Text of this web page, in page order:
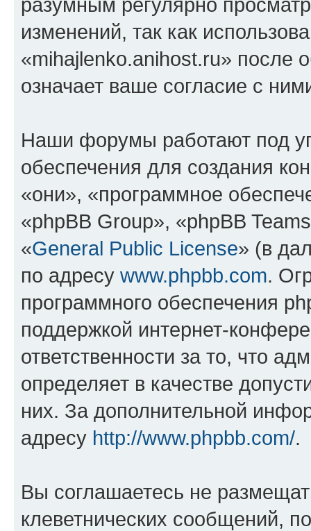
изменений, так как
«mihajlenko.anihost.ru» после
означает ваше согласие с
Наши форумы работают под
обеспечения для создания
«они», «программное
«phpBB Group», «phpBB
«General Public License» (в
по адресу www.phpbb.com.
программного обеспечения
поддержкой интернет-
ответственности за то, что
определяет в качестве
них. За дополнительной
адресу http://www.phpbb.com/.
Вы соглашаетесь не
клеветнических сообщений,